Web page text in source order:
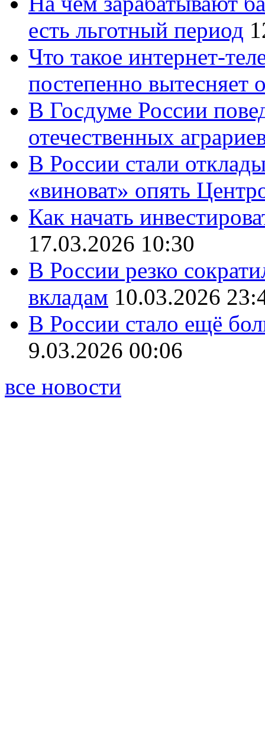
есть льготный период
Что такое интернет-
постепенно вытесняет
В Госдуме России
отечественных
В России стали
«виноват» опять
Как начать
17.03.2026 10:30
В России резко
вкладам 10.03.2026
В России стало ещё
9.03.2026 00:06
все новости